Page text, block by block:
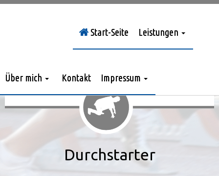
Start-Seite Leistungen
Über mich Kontakt Impressum
Durchstarter